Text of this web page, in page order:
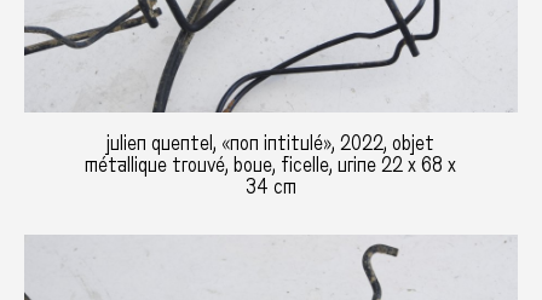
julien quentel, «non intitulé», 2022, objet
métallique trouvé, boue, ficelle, urine 22 x 68 x
34 cm